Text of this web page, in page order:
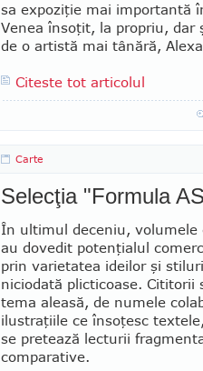
sa expo­ziţie mai importantă
Venea însoţit, la propriu, dar
de o artistă mai tâ­nără,
Citeste tot articolul
Carte
Selecţia "Formula
În ultimul deceniu, volumele
au dovedit potenţialul
prin varietatea ideilor şi
niciodată plicticoase. Citi­torii
tema aleasă, de numele
ilustraţiile ce însoţesc
se pretează lecturii
com­parative.